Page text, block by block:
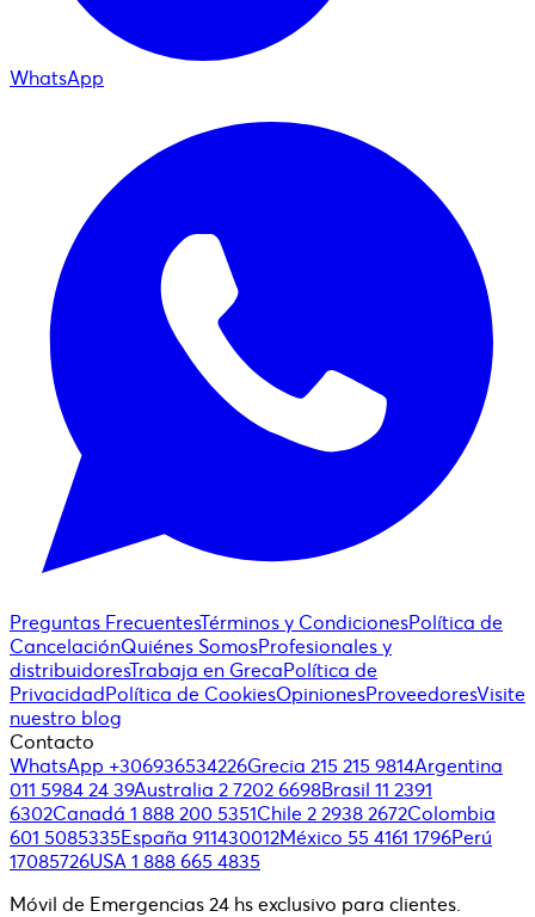
WhatsApp
Preguntas FrecuentesTérminos y CondicionesPolítica de
CancelaciónQuiénes SomosProfesionales y
distribuidoresTrabaja en GrecaPolítica de
PrivacidadPolítica de CookiesOpinionesProveedoresVisite
nuestro blog
Contacto
WhatsApp +306936534226Grecia 215 215 9814Argentina
011 5984 24 39Australia 2 7202 6698Brasil 11 2391
6302Canadá 1 888 200 5351Chile 2 2938 2672Colombia
601 5085335España 911430012México 55 4161 1796Perú
17085726USA 1 888 665 4835
Móvil de Emergencias 24 hs exclusivo para clientes.